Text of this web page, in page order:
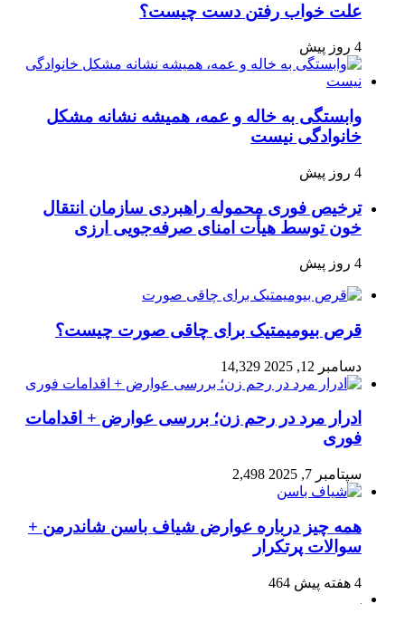
علت خواب رفتن دست چیست؟
4 روز پیش
وابستگی به خاله و عمه، همیشه نشانه مشکل
خانوادگی نیست
4 روز پیش
ترخیص فوری محموله راهبردی سازمان انتقال
خون توسط هیأت امنای صرفه‌جویی ارزی
4 روز پیش
قرص بیومیمتیک برای چاقی صورت چیست؟
دسامبر 12, 2025 14,329
ادرار مرد در رحم زن؛ بررسی عوارض + اقدامات
فوری
سپتامبر 7, 2025 2,498
همه چیز درباره عوارض شیاف باسن شاندرمن +
سوالات پرتکرار
4 هفته پیش 464